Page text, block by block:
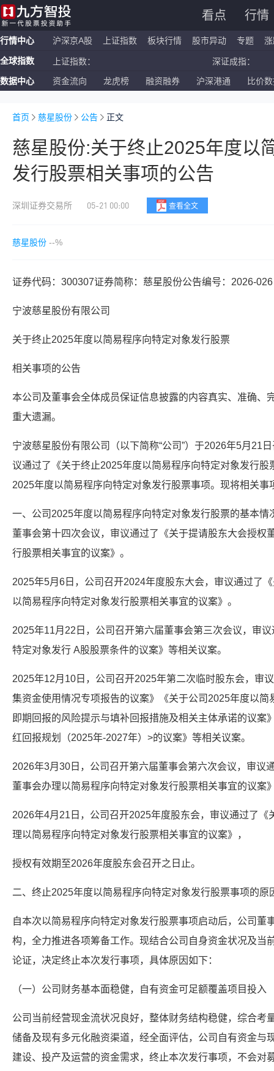
看点 行情
行情中心 沪深京A股 上证指数 板块行情 股市异动 专题
全球指数 上证指数： 深证成指：
恒生指数： 国企指数：
数据中心 资金流向 龙虎榜 融资融券 沪深港通 比价
首页 慈星股份 公告 正文
慈星股份:关于终止2025年度以
发行股票相关事项的公告
深圳证券交易所 05-21 00:00 查看全文
慈星股份 --%
证券代码：300307证券简称：慈星股份公告编号：2026-026
宁波慈星股份有限公司
关于终止2025年度以简易程序向特定对象发行股票
相关事项的公告
本公司及董事会全体成员保证信息披露的内容真实、准确、
重大遗漏。
宁波慈星股份有限公司（以下简称“公司”）于2026年5月21
议通过了《关于终止2025年度以简易程序向特定对象发行
2025年度以简易程序向特定对象发行股票事项。现将相关事
一、公司2025年度以简易程序向特定对象发行股票的基本
董事会第十四次会议，审议通过了《关于提请股东大会授权
行股票相关事宜的议案》。
2025年5月6日，公司召开2024年度股东大会，审议通过了
以简易程序向特定对象发行股票相关事宜的议案》。
2025年11月22日，公司召开第六届董事会第三次会议，审
特定对象发行 A股股票条件的议案》等相关议案。
2025年12月10日，公司召开2025年第二次临时股东会，审
集资金使用情况专项报告的议案》《关于公司2025年度以
即期回报的风险提示与填补回报措施及相关主体承诺的议案
红回报规划（2025年-2027年）>的议案》等相关议案。
2026年3月30日，公司召开第六届董事会第六次会议，审议
董事会办理以简易程序向特定对象发行股票相关事宜的议案
2026年4月21日，公司召开2025年度股东会，审议通过了《
理以简易程序向特定对象发行股票相关事宜的议案》，
授权有效期至2026年度股东会召开之日止。
二、终止2025年度以简易程序向特定对象发行股票事项的原
自本次以简易程序向特定对象发行股票事项启动后，公司董
构，全力推进各项筹备工作。现结合公司自身资金状况及当
论证，决定终止本次发行事项，具体原因如下：
（一）公司财务基本面稳健，自有资金可足额覆盖项目投入
公司当前经营现金流状况良好，整体财务结构稳健，综合考
储备及现有多元化融资渠道，经全面评估，公司自有资金与
建设、投产及运营的资金需求，终止本次发行事项，不会对